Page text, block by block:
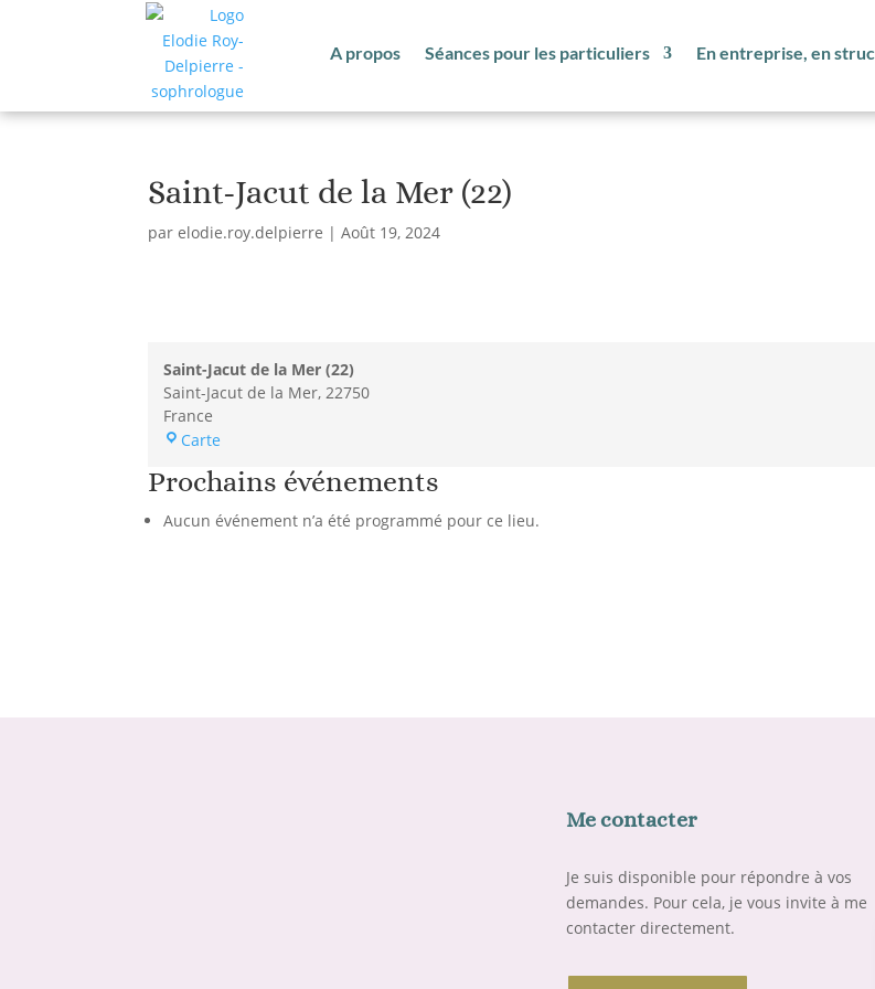
A propos Séances pour les particuliers En entreprise, en
Saint-Jacut de la Mer (22)
parelodie.roy.delpierre |Août 19, 2024
Saint-Jacut de la Mer (22)
Saint-Jacut de la Mer,22750
France
Carte
de
Mer
Prochains événements
Aucun événement n’a été programmé pour ce lieu.
Me contacter
Je suis disponible pour répondre à vos
demandes. Pour cela, je vous invite à me
contacter directement.